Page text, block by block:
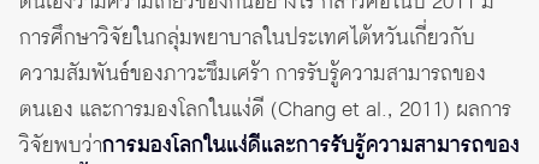
การศึกษาวิจัยในกลุ่มพยาบาลในประเทศไต้หวันเกี่ยวกับ
ความสัมพันธ์ของภาวะซึมเศร้า การรับรู้ความสามารถของ
ตนเอง และการมองโลกในแง่ดี (Chang et al., 2011) ผลการ
วิจัยพบว่าการมองโลกในแง่ดีและการรับรู้ความสามารถของ